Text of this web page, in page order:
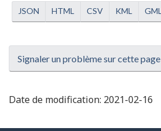
JSON HTML CSV KML GML
Signaler un problème sur cette page
Date de modification: 2021-02-16